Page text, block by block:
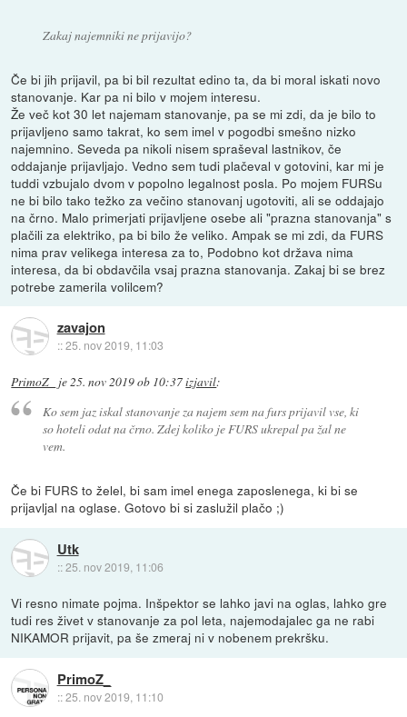
Zakaj najemniki ne prijavijo?
Če bi jih prijavil, pa bi bil rezultat edino ta, da bi moral iskati novo
stanovanje. Kar pa ni bilo v mojem interesu.
Že več kot 30 let najemam stanovanje, pa se mi zdi, da je bilo to
prijavljeno samo takrat, ko sem imel v pogodbi smešno nizko
najemnino. Seveda pa nikoli nisem spraševal lastnikov, če
oddajanje prijavljajo. Vedno sem tudi plačeval v gotovini, kar mi je
tuddi vzbujalo dvom v popolno legalnost posla. Po mojem FURSu
ne bi bilo tako težko za večino stanovanj ugotoviti, ali se oddajajo
na črno. Malo primerjati prijavljene osebe ali "prazna stanovanja" s
plačili za elektriko, pa bi bilo že veliko. Ampak se mi zdi, da FURS
nima prav velikega interesa za to, Podobno kot država nima
interesa, da bi obdavčila vsaj prazna stanovanja. Zakaj bi se brez
potrebe zamerila volilcem?
zavajon
::25. nov 2019, 11:03
PrimoZ_ je25. nov 2019 ob 10:37izjavil:
Ko sem jaz iskal stanovanje za najem sem na furs prijavil vse, ki
so hoteli odat na črno. Zdej koliko je FURS ukrepal pa žal ne
vem.
Če bi FURS to želel, bi sam imel enega zaposlenega, ki bi se
prijavljal na oglase. Gotovo bi si zaslužil plačo ;)
Utk
::25. nov 2019, 11:06
Vi resno nimate pojma. Inšpektor se lahko javi na oglas, lahko gre
tudi res živet v stanovanje za pol leta, najemodajalec ga ne rabi
NIKAMOR prijavit, pa še zmeraj ni v nobenem prekršku.
PrimoZ_
::25. nov 2019, 11:10